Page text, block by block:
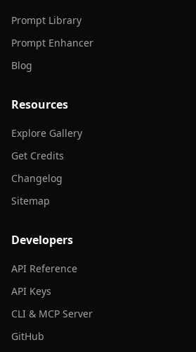
Prompt Library
Prompt Enhancer
Blog
Resources
Explore Gallery
Get Credits
Changelog
Sitemap
Developers
API Reference
API Keys
CLI & MCP Server
GitHub